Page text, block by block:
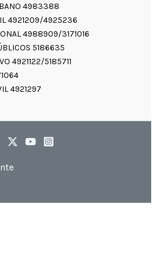
4983388
4921209/4925236
4988909/3171016
5186635
4921122/5185711
4921297